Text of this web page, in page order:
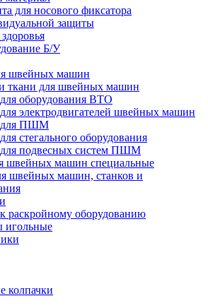
для носового фиксатора
защиты
Б/У
швейных машин
ткани для швейных машин
оборудования ВТО
электродвигателей швейных машин
для ПШМ
стегального оборудования
для подвесных систем ПШМ
швейных машин специальные
швейных машин, станков и
раскройному оборудованию
игольные
колпачки